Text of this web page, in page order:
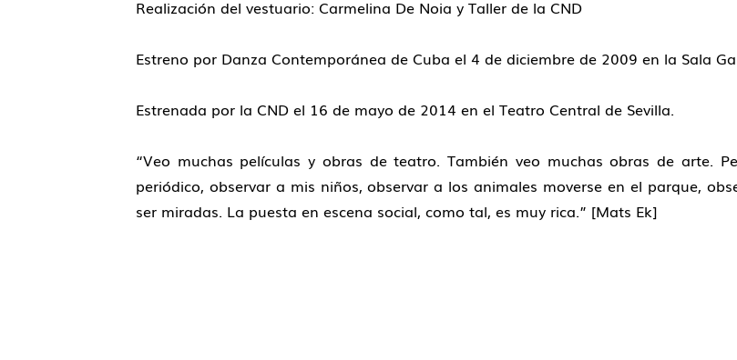
Realización del vestuario: Carmelina De Noia y Taller de la CND
Estreno por Danza Contemporánea de Cuba el 4 de diciembre de 2009 en la Sala
Estrenada por la CND el 16 de mayo de 2014 en el Teatro Central de Sevilla.
“Veo muchas películas y obras de teatro. También veo muchas obras de arte.
periódico, observar a mis niños, observar a los animales moverse en el parque,
ser miradas. La puesta en escena social, como tal, es muy rica.” [Mats Ek]